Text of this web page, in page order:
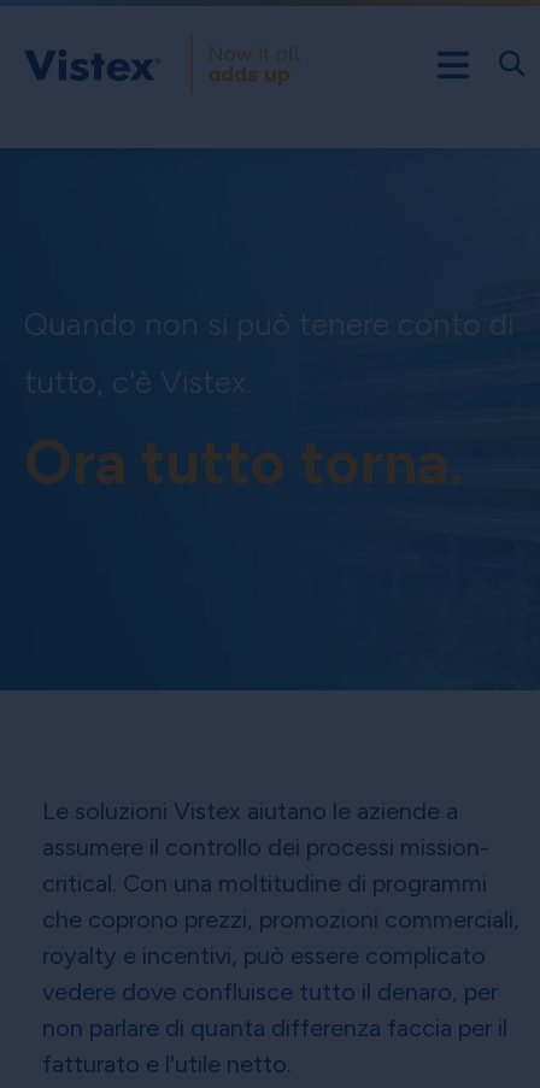
Quando non si può tenere conto di
tutto, c'è Vistex.
Ora tutto torna.
Le soluzioni Vistex aiutano le aziende a
assumere il controllo dei processi mission-
critical. Con una moltitudine di programmi
che coprono prezzi, promozioni commerciali,
royalty e incentivi, può essere complicato
vedere dove confluisce tutto il denaro, per
non parlare di quanta differenza faccia per il
fatturato e l'utile netto.